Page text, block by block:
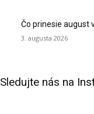
Čo prinesie august
3. augusta 2026
Sledujte nás na